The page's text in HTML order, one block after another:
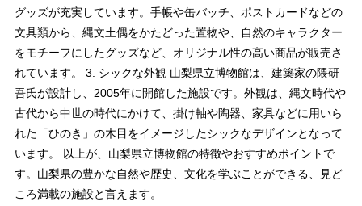
グッズが充実しています。手帳や缶バッチ、ポストカードなどの
文具類から、縄文土偶をかたどった置物や、自然のキャラクター
をモチーフにしたグッズなど、オリジナル性の高い商品が販売さ
れています。 3. シックな外観 山梨県立博物館は、建築家の隈研
吾氏が設計し、2005年に開館した施設です。外観は、縄文時代や
古代から中世の時代にかけて、掛け軸や陶器、家具などに用いら
れた「ひのき」の木目をイメージしたシックなデザインとなって
います。 以上が、山梨県立博物館の特徴やおすすめポイントで
す。山梨県の豊かな自然や歴史、文化を学ぶことができる、見ど
ころ満載の施設と言えます。